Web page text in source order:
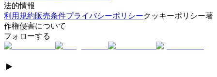
法的情報
利用規約販売条件プライバシーポリシークッキーポリシー著
作権侵害について
フォローする